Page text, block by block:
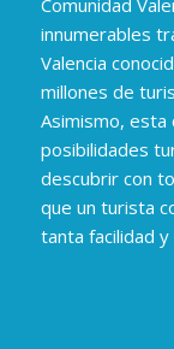
Comunidad
innumerables
Valencia
millones de
Asimismo, esta
posibilidades
descubrir con
que un turista
tanta facilidad y